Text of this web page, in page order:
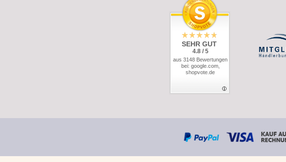
SEHR GUT
4.8 / 5
aus 3148 Bewertungen
bei: google.com,
shopvote.de